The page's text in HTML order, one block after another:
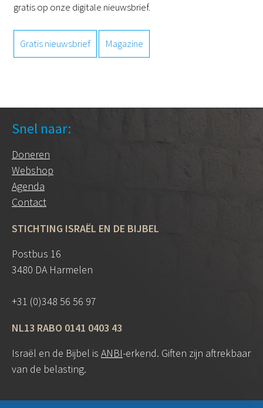
gratis op onze digitale nieuwsbrief.
Gratis nieuwsbrief Magazine
Snel naar:
Doneren
Webshop
Agenda
Contact
STICHTING ISRAËL EN DE BIJBEL
Postbus 16
3480 DA Harmelen
+31 (0)348 56 56 97
NL13 RABO 0141 0403 43
Israël en de Bijbel is ANBI-erkend. Giften zijn aftrekbaar
van de belasting.